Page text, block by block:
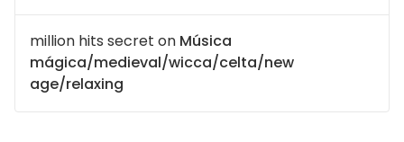
million hits secret on Música
mágica/medieval/wicca/celta/new
age/relaxing